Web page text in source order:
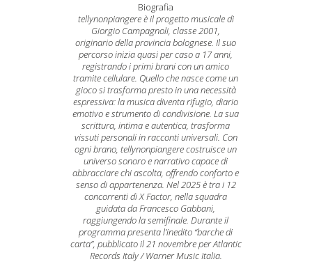
Biografia
tellynonpiangere è il progetto musicale di
Giorgio Campagnoli, classe 2001,
originario della provincia bolognese. Il suo
percorso inizia quasi per caso a 17 anni,
registrando i primi brani con un amico
tramite cellulare. Quello che nasce come un
gioco si trasforma presto in una necessità
espressiva: la musica diventa rifugio, diario
emotivo e strumento di condivisione. La sua
scrittura, intima e autentica, trasforma
vissuti personali in racconti universali. Con
ogni brano, tellynonpiangere costruisce un
universo sonoro e narrativo capace di
abbracciare chi ascolta, offrendo conforto e
senso di appartenenza. Nel 2025 è tra i 12
concorrenti di X Factor, nella squadra
guidata da Francesco Gabbani,
raggiungendo la semifinale. Durante il
programma presenta l’inedito “barche di
carta”, pubblicato il 21 novembre per Atlantic
Records Italy / Warner Music Italia.